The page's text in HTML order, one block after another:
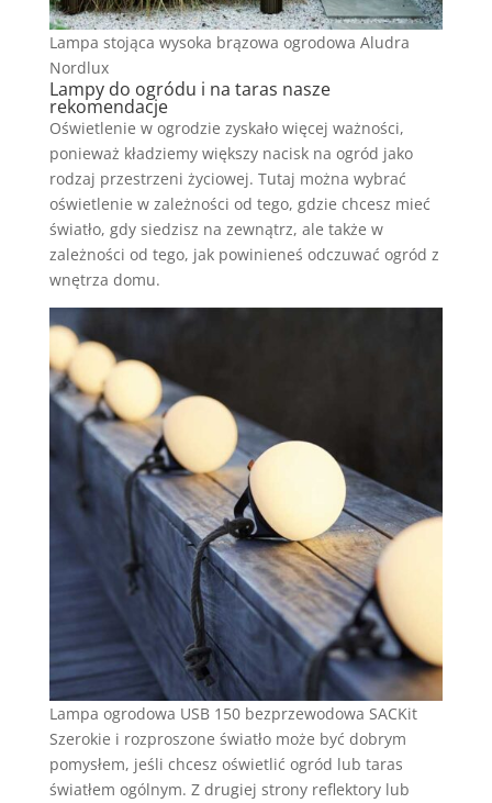
Lampa stojąca wysoka brązowa ogrodowa Aludra
Nordlux
Lampy do ogródu i na taras nasze
rekomendacje
Oświetlenie w ogrodzie zyskało więcej ważności,
ponieważ kładziemy większy nacisk na ogród jako
rodzaj przestrzeni życiowej. Tutaj można wybrać
oświetlenie w zależności od tego, gdzie chcesz mieć
światło, gdy siedzisz na zewnątrz, ale także w
zależności od tego, jak powinieneś odczuwać ogród z
wnętrza domu.
Lampa ogrodowa USB 150 bezprzewodowa SACKit
Szerokie i rozproszone światło może być dobrym
pomysłem, jeśli chcesz oświetlić ogród lub taras
światłem ogólnym. Z drugiej strony reflektory lub